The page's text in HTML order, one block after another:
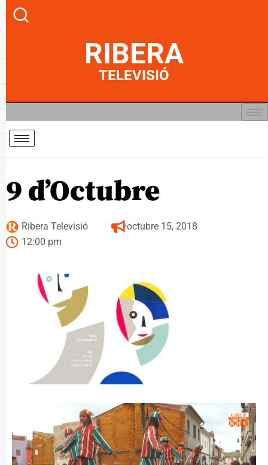
RIBERA
TELEVISIÓ
9 d’Octubre
Ribera Televisió
octubre 15, 2018
12:00 pm